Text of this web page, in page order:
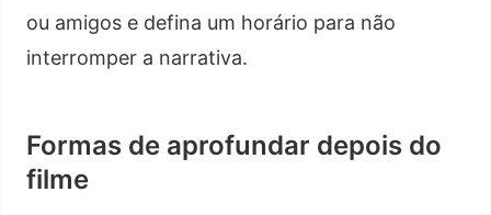
ou amigos e defina um horário para não
interromper a narrativa.
Formas de aprofundar depois do
filme